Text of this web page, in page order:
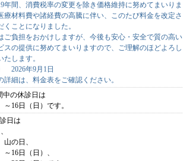
年間、消費税率の変更を除き価格維持に努めてまいりま
療材料費や諸経費の高騰に伴い、このたび料金を改定さ
くことになりました。
ご負担をおかけしますが、今後も安心・安全で質の高い
スの提供に努めてまいりますので、ご理解のほどよろし
たします。
2026年9月1日
細は、料金表をご確認ください。
中の休診日は
～16日（日）です。
日は
山の日、
～16日（日）、